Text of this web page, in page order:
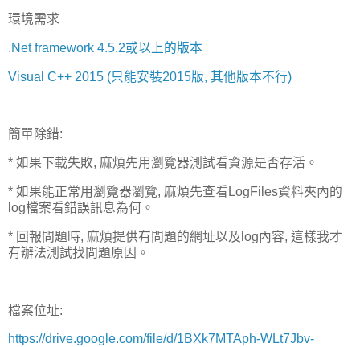
環境需求
.Net framework 4.5.2或以上的版本
Visual C++ 2015 (只能安裝2015版, 其他版本不行)
簡單除錯:
* 如果下載失敗, 麻煩先用瀏覽器測試看資源是否存活。
* 如果能正常用瀏覽器瀏覽, 麻煩先查看LogFiles資料夾內的
log檔案看錯誤訊息為何。
* 回報問題時, 麻煩提供有問題的網址以及log內容, 這樣我才
有辦法測試找問題原因。
檔案位址:
https://drive.google.com/file/d/1BXk7MTAph-WLt7Jbv-